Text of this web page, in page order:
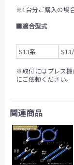
※1台分ご購入の場
■適合型式
S13系
※取付にはプレス機
にご依頼ください。
関連商品